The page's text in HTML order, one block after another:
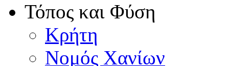
Τόπος και Φύση
Κρήτη
Νομός Χανίων